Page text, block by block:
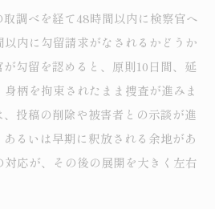
調べを経て48時間以内に検察官へ
内に勾留請求がなされるかどうか
勾留を認めると、原則10日間、延
柄を拘束されたまま捜査が進みま
投稿の削除や被害者との示談が進
るいは早期に釈放される余地があ
対応が、その後の展開を大きく左右